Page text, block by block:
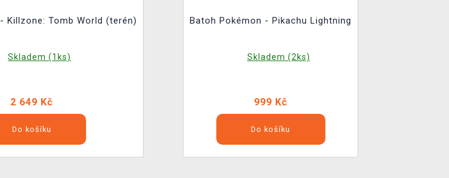
Killzone: Tomb World (terén)
Skladem (1ks)
2 649 Kč
Do košíku
Batoh Pokémon - Pikachu Lightning
Skladem (2ks)
999 Kč
Do košíku